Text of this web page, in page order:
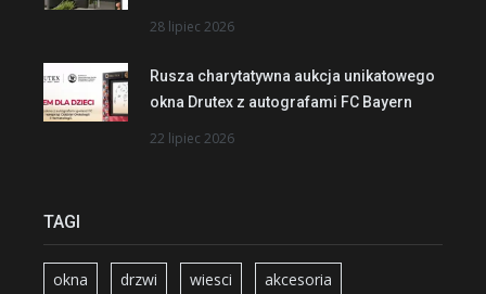
28 lipiec 2026
Rusza charytatywna aukcja unikatowego
okna Drutex z autografami FC Bayern
22 lipiec 2026
TAGI
okna drzwi wiesci akcesoria